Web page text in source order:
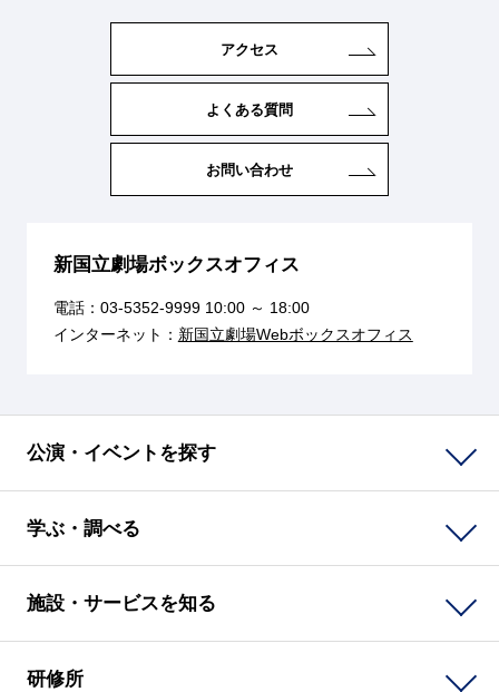
アクセス
よくある質問
お問い合わせ
新国立劇場ボックスオフィス
電話： 03-5352-999910:00 ～ 18:00
インターネット： 新国立劇場Webボックスオフィス
公演・イベントを探す
学ぶ・調べる
施設・サービスを知る
研修所